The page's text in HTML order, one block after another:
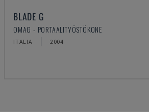
BLADE G
OMAG - PORTAALITYÖSTÖKONE
ITALIA 2004